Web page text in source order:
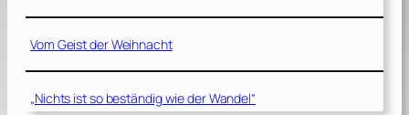
Vom Geist der Weihnacht
„Nichts ist so beständig wie der Wandel“